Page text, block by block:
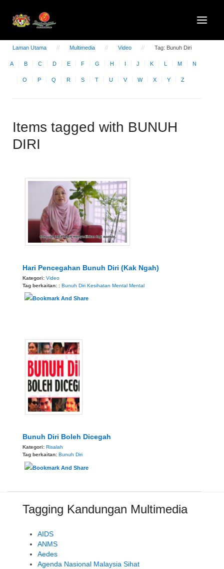
Laman Utama Multimedia Video Tag: Bunuh Diri
A B C D E F G H I J K L M N
O P Q R S T U V W X Y Z
Items tagged with BUNUH
DIRI
Hari Pencegahan Bunuh Diri (Kak Ngah)
Kategori: Video
Tag berkaitan: : Bunuh Diri Kesihatan Mental Mental
Bunuh Diri Boleh Dicegah
Kategori: Risalah
Tag berkaitan: Bunuh Diri
Tagging Kandungan Multimedia
AIDS
ANMS
Aedes
Agenda Nasional Malaysia Sihat